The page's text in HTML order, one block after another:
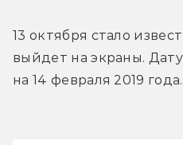
13 октября стало
выйдет на экраны.
на 14 февраля 2019 года.